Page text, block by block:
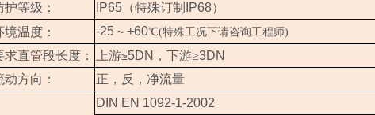
护等级：
IP65 （特殊订制 IP68）
境温度：
-25～+60℃(特殊工况下请咨询工程师)
求直管段长度： 上游≥5DN ，下游≥3DN
动方向：
正，反，净流量
DIN EN 1092-1-2002